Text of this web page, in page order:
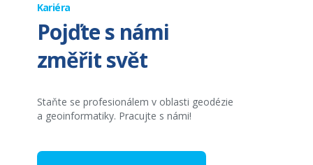
Kariéra
Pojďte s námi
změřit svět
Staňte se profesionálem v oblasti geodézie
a geoinformatiky. Pracujte s námi!